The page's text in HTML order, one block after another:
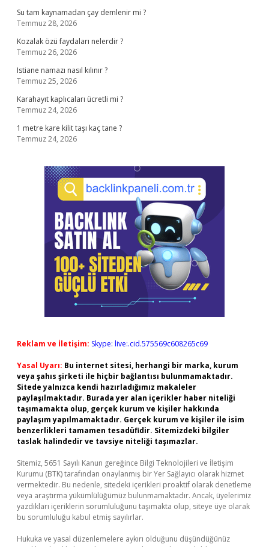
Su tam kaynamadan çay demlenir mi ?
Temmuz 28, 2026
Kozalak özü faydaları nelerdir ?
Temmuz 26, 2026
Istiane namazı nasıl kılınır ?
Temmuz 25, 2026
Karahayıt kaplıcaları ücretli mi ?
Temmuz 24, 2026
1 metre kare kilit taşı kaç tane ?
Temmuz 24, 2026
Reklam ve İletişim: Skype: live:.cid.575569c608265c69
Yasal Uyarı: Bu internet sitesi, herhangi bir marka, kurum
veya şahıs şirketi ile hiçbir bağlantısı bulunmamaktadır.
Sitede yalnızca kendi hazırladığımız makaleler
paylaşılmaktadır. Burada yer alan içerikler haber niteliği
taşımamakta olup, gerçek kurum ve kişiler hakkında
paylaşım yapılmamaktadır. Gerçek kurum ve kişiler ile isim
benzerlikleri tamamen tesadüfidir. Sitemizdeki bilgiler
taslak halindedir ve tavsiye niteliği taşımazlar.
Sitemiz, 5651 Sayılı Kanun gereğince Bilgi Teknolojileri ve İletişim
Kurumu (BTK) tarafından onaylanmış bir Yer Sağlayıcı olarak hizmet
vermektedir. Bu nedenle, sitedeki içerikleri proaktif olarak denetleme
veya araştırma yükümlülüğümüz bulunmamaktadır. Ancak, üyelerimiz
yazdıkları içeriklerin sorumluluğunu taşımakta olup, siteye üye olarak
bu sorumluluğu kabul etmiş sayılırlar.
Hukuka ve yasal düzenlemelere aykırı olduğunu düşündüğünüz